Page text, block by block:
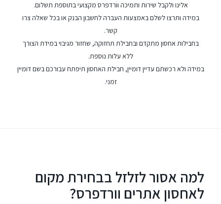
אלינו ולקבל שירות ותמיכה וורדפרס מקצועי בתוספת תשלום.
במידה ותרצו לשלם באמצעות העברה לחשבון הבנק אובכל שאלה צרו
קשר.
בחבילות אחסון מתקדם ובחבילת תחזוקה, שחזור מגיבוי במידת הצורך
ללא עלות נוספת.
במידה ולא רכשתם עדיין דומיין, חבילת האחסון תיפתח עבורכם בשם דומיין
זמני.
למה אסור לזלזל בבחירת מקום
לאחסון אתרים וורדפרס?